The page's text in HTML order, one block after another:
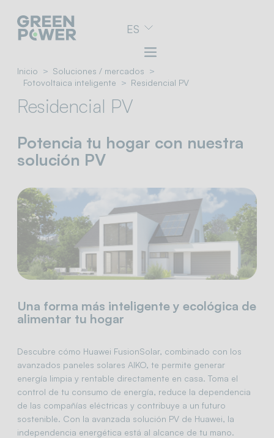
menú
contenido
página
ES
Inicio
Soluciones / mercados
Fotovoltaica inteligente
Residencial PV
Residencial PV
Potencia tu hogar con nuestra
solución PV
Una forma más inteligente y ecológica de
alimentar tu hogar
Descubre cómo Huawei FusionSolar, combinado con los
avanzados paneles solares AIKO, te permite generar
energía limpia y rentable directamente en casa. Toma el
control de tu consumo de energía, reduce la dependencia
de las compañías eléctricas y contribuye a un futuro
sostenible. Con la avanzada solución PV de Huawei, la
independencia energética está al alcance de tu mano.